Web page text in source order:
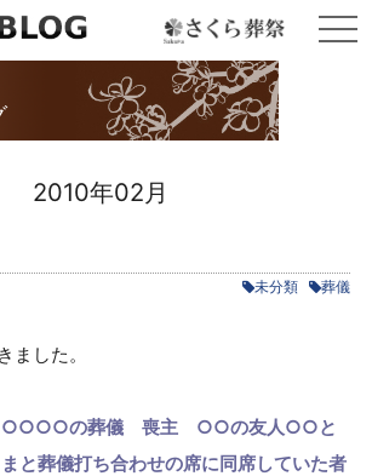
2010年02月
未分類 葬儀
ました。
○○○○の葬儀 喪主 ○○の友人○○と
まと葬儀打ち合わせの席に同席していた者